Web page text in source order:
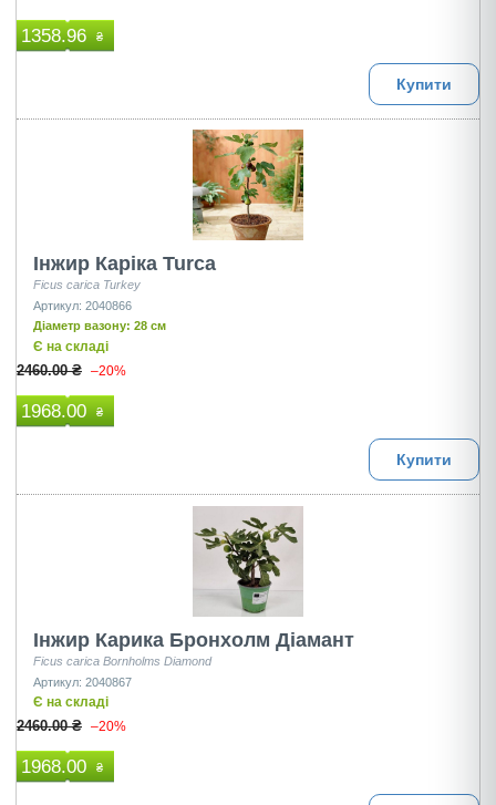
1358.96 ₴
Купити
Інжир Каріка Turca
Ficus carica Turkey
Артикул: 2040866
Діаметр вазону: 28 см
Є на складі
2460.00 ₴ –20%
1968.00 ₴
Купити
Інжир Карика Бронхолм Діамант
Ficus carica Bornholms Diamond
Артикул: 2040867
Є на складі
2460.00 ₴ –20%
1968.00 ₴